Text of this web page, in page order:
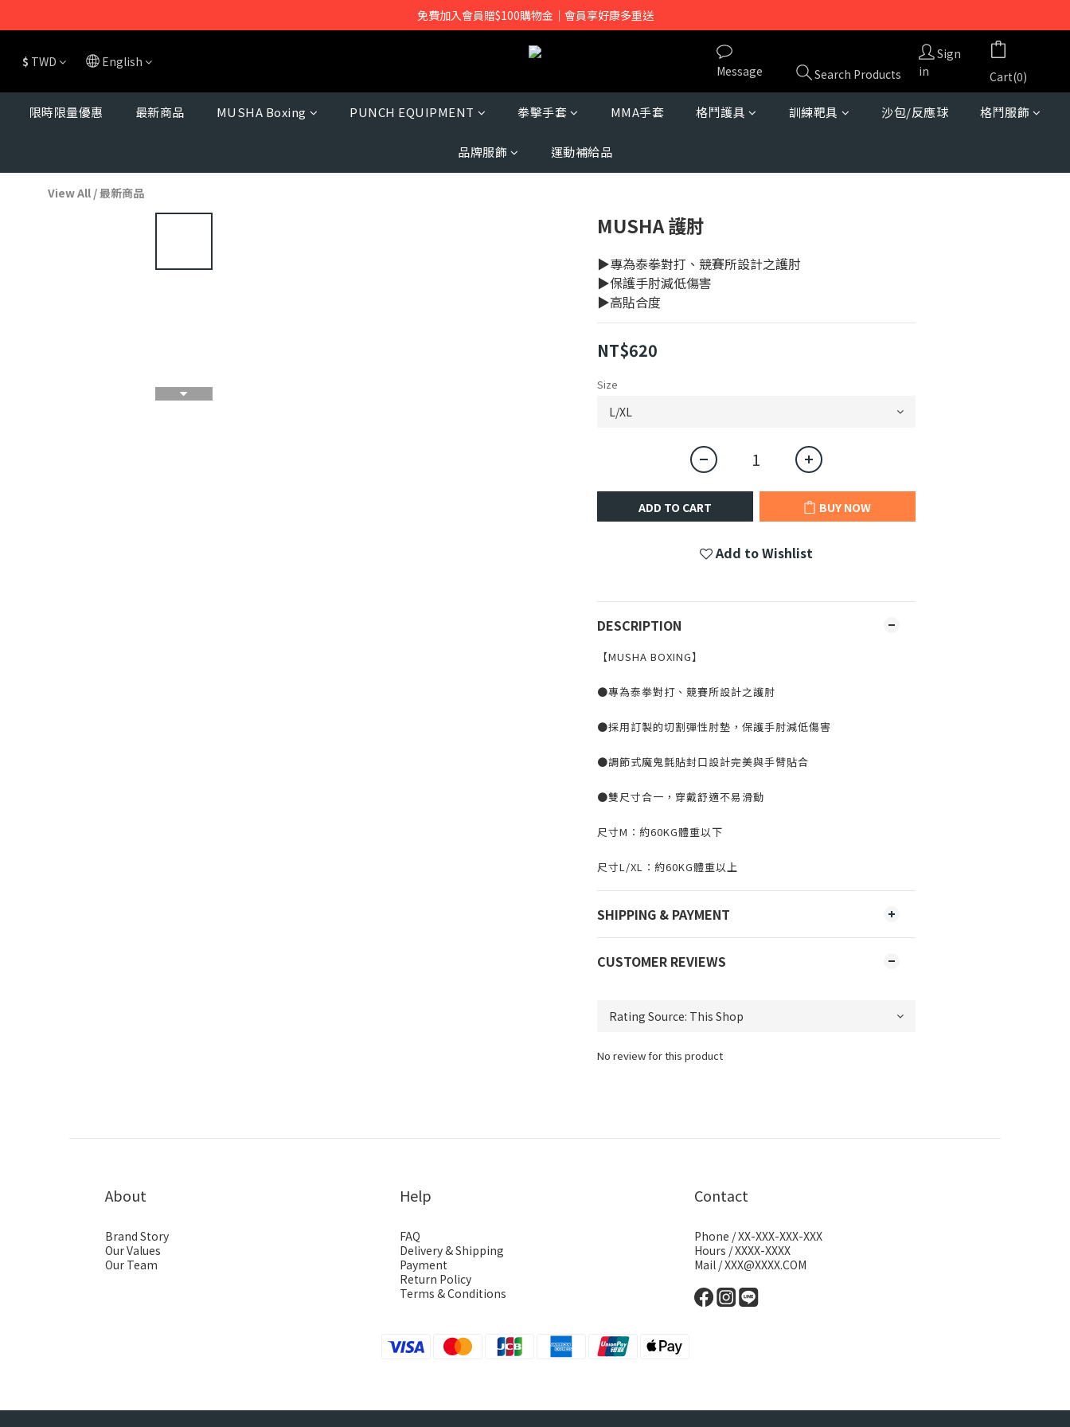
免費加入會員贈$100購物金｜會員享好康多重送
$ TWD English
Message Search Products
Sign
in
Cart(0)
限時限量優惠 最新商品 MUSHA Boxing PUNCH EQUIPMENT 拳擊手套 MMA手套 格鬥護具 訓練靶具 沙包/反應球 格鬥服飾
品牌服飾 運動補給品
View All /最新商品
MUSHA 護肘
▶專為泰拳對打、競賽所設計之護肘
▶保護手肘減低傷害
▶高貼合度
NT$620
Size
ADD TO CART BUY NOW
Add to Wishlist
DESCRIPTION
【MUSHA BOXING】
●專為泰拳對打、競賽所設計之護肘
●採用訂製的切割彈性肘墊，保護手肘減低傷害
●調節式魔鬼氈貼封口設計完美與手臂貼合
●雙尺寸合一，穿戴舒適不易滑動
尺寸M：約60KG體重以下
尺寸L/XL：約60KG體重以上
SHIPPING & PAYMENT
CUSTOMER REVIEWS
No review for this product
About
Brand Story
Our Values
Our Team
Help
FAQ
Delivery & Shipping
Payment
Return Policy
Terms & Conditions
Contact
Phone / XX-XXX-XXX-XXX
Hours / XXXX-XXXX
Mail / XXX@XXXX.COM